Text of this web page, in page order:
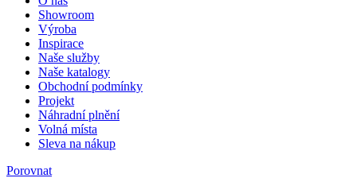
Showroom
Výroba
Inspirace
Naše služby
Naše katalogy
Obchodní podmínky
Projekt
Náhradní plnění
Volná místa
Sleva na nákup
Porovnat